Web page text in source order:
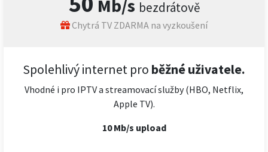
Kontakt
Mb/s bezdrátově
Chytrá TV ZDARMA na vyzkoušení
Spolehlivý internet pro běžné uživatele.
Vhodné i pro IPTV a streamovací služby (HBO, Netflix,
Apple TV).
10 Mb/s upload